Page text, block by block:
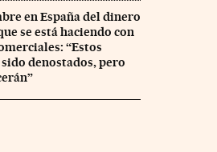
en España del dinero
se está haciendo con
“Estos
denostados, pero